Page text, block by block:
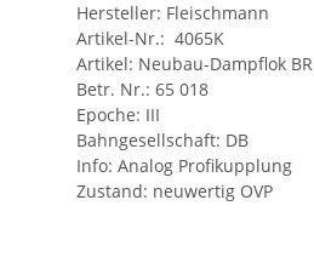
Hersteller: Fleischmann
Artikel-Nr.: 4065K
Artikel: Neubau-Dampflok
Betr. Nr.: 65 018
Epoche: III
Bahngesellschaft: DB
Info: Analog Profikupplung
Zustand: neuwertig OVP